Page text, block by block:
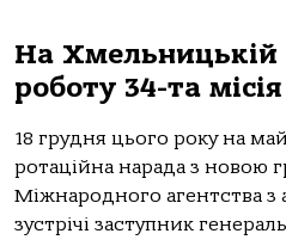
На Хмельницькій
роботу 34-та
18 грудня цього року на
ротаційна нарада з новою
Міжнародного агентства з
зустрічі заступник